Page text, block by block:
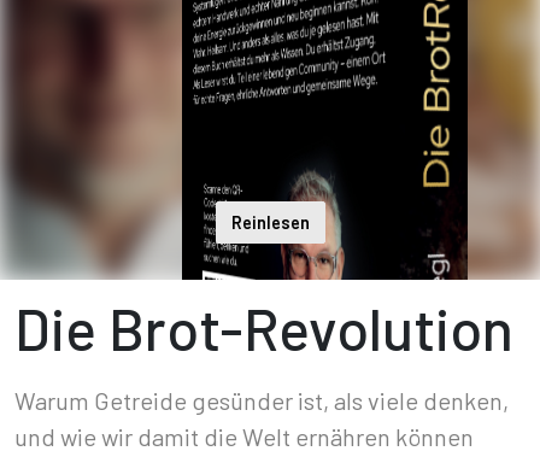
Reinlesen
Die Brot-Revolution
Warum Getreide gesünder ist, als viele denken,
und wie wir damit die Welt ernähren können